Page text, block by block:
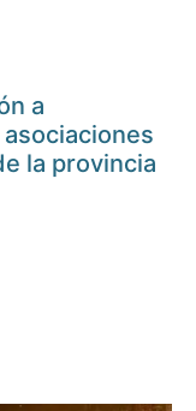
a
la provincia